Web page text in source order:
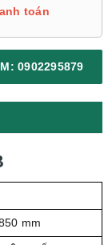
toán
0902295879
mm